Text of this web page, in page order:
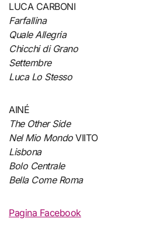
LUCA CARBONI
Farfallina
Quale Allegria
Chicchi di Grano
Settembre
Luca Lo Stesso
AINÉ
The Other Side
Nel Mio MondoVIITO
Lisbona
Bolo Centrale
Bella Come Roma
Pagina Facebook